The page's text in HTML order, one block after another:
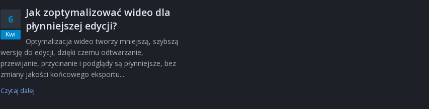
6
Kwi
Jak zoptymalizować wideo dla
płynniejszej edycji?
Optymalizacja wideo tworzy mniejszą, szybszą
wersję do edycji, dzięki czemu odtwarzanie,
przewijanie, przycinanie i podglądy są płynniejsze, bez
zmiany jakości końcowego eksportu....
Czytaj dalej